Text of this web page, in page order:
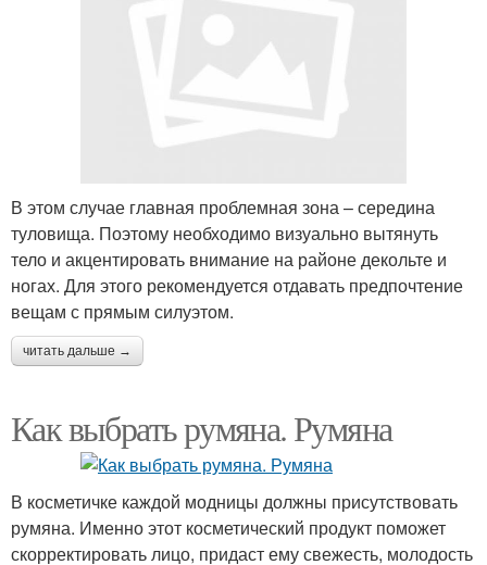
В этом случае главная проблемная зона – середина
туловища. Поэтому необходимо визуально вытянуть
тело и акцентировать внимание на районе декольте и
ногах. Для этого рекомендуется отдавать предпочтение
вещам с прямым силуэтом.
читать дальше →
Как выбрать румяна. Румяна
В косметичке каждой модницы должны присутствовать
румяна. Именно этот косметический продукт поможет
скорректировать лицо, придаст ему свежесть, молодость